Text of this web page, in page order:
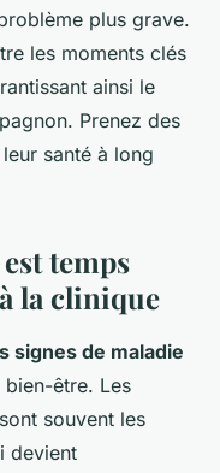
plus grave.
les moments clés
ainsi le
Prenez des
santé à long
temps
la clinique
signes de maladie
être. Les
souvent les
devient